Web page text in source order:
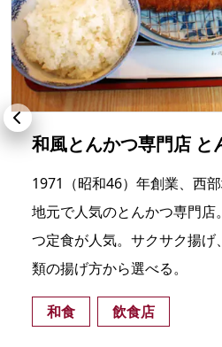
和風とんかつ専門店 と
1971（昭和46）年創業、西
地元で人気のとんかつ専門
つ定食が人気。サクサク揚
類の揚げ方から選べる。
和食 飲食店